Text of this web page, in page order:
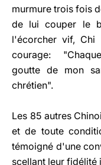
murmure trois fois
de lui couper le
l'écorcher vif, Chi
courage:
goutte de mon
chrétien".
Les 85 autres
et de toute
témoigné d'une
scellant leur fidélité